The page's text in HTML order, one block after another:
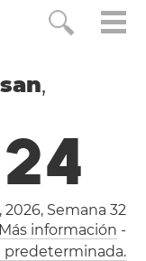
,
24
2026, Semana 32
Más información -
predeterminada.